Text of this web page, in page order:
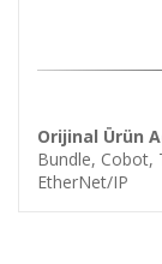
Orijinal Ürün
Bundle, Cobot,
EtherNet/IP